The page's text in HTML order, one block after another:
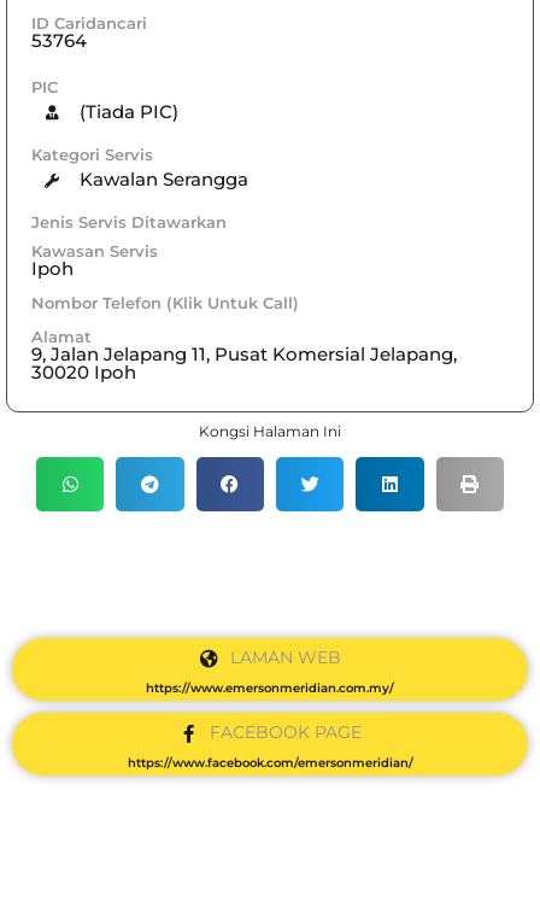
ID Caridancari
53764
PIC
(Tiada PIC)
Kategori Servis
Kawalan Serangga
Jenis Servis Ditawarkan
Kawasan Servis
Ipoh
Nombor Telefon (Klik Untuk Call)
Alamat
9, Jalan Jelapang 11, Pusat Komersial Jelapang,
30020 Ipoh
Kongsi Halaman Ini
LAMAN WEB
https://www.emersonmeridian.com.my/
FACEBOOK PAGE
https://www.facebook.com/emersonmeridian/